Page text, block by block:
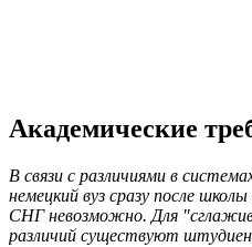
Академические
В связи с различиями в
немецкий вуз сразу после
СНГ невозможно. Для
различий существуют